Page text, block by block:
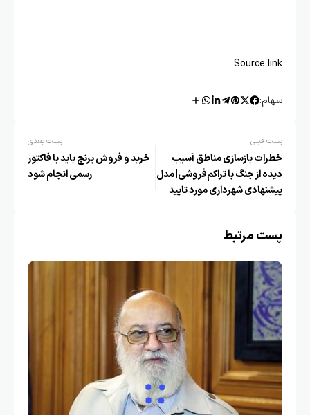
Source link
سهام:
پست قبلی
خطرات بازسازی مناطق آسیب
دیده از جنگ با تراکم‌فروشی| مدل
پیشنهادی شهرداری مورد تایید
پست بعدی
خرید و فروش برنج باید با فاکتور
رسمی انجام شود
پست مرتبط